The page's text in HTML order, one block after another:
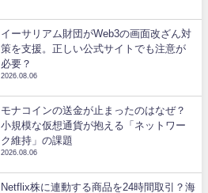
イーサリアム財団がWeb3の画面改ざん対
策を支援。正しい公式サイトでも注意が
必要？
2026.08.06
モナコインの送金が止まったのはなぜ？
小規模な仮想通貨が抱える「ネットワー
ク維持」の課題
2026.08.06
Netflix株に連動する商品を24時間取引？海